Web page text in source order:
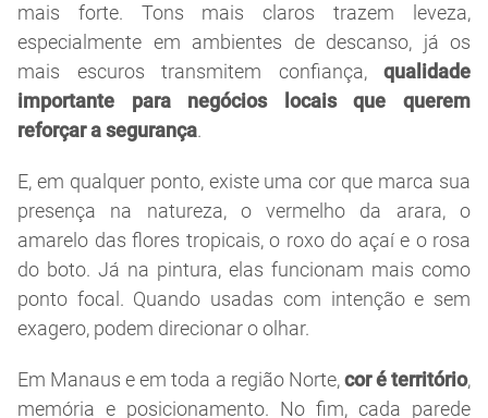
mais forte. Tons mais claros trazem leveza,
especialmente em ambientes de descanso, já os
mais escuros transmitem confiança, qualidade
importante para negócios locais que querem
reforçar a segurança.
E, em qualquer ponto, existe uma cor que marca sua
presença na natureza, o vermelho da arara, o
amarelo das flores tropicais, o roxo do açaí e o rosa
do boto. Já na pintura, elas funcionam mais como
ponto focal. Quando usadas com intenção e sem
exagero, podem direcionar o olhar.
Em Manaus e em toda a região Norte,cor é território,
memória e posicionamento. No fim, cada parede